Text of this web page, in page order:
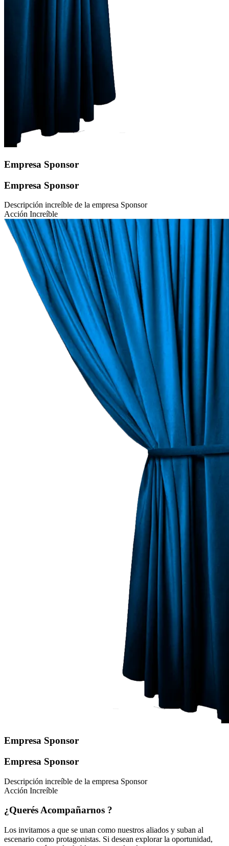
Empresa Sponsor
Empresa Sponsor
Descripción increíble de la empresa Sponsor
Acción Increíble
Empresa Sponsor
Empresa Sponsor
Descripción increíble de la empresa Sponsor
Acción Increíble
¿QuerésAcompañarnos ?
Los invitamos a que se unan como nuestros aliados y suban al
escenario como protagonistas. Si desean explorar la oportunidad,